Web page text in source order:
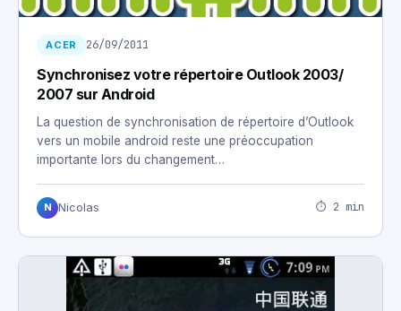
ACER 26/09/2011
Synchronisez votre répertoire Outlook 2003/
2007 sur Android
La question de synchronisation de répertoire d’Outlook
vers un mobile android reste une préoccupation
importante lors du changement…
N Nicolas ⏱ 2 min